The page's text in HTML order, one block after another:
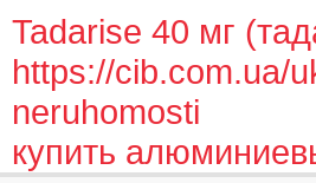
Tadarise 40 мг
https://cib.com.ua/
neruhomosti
купить